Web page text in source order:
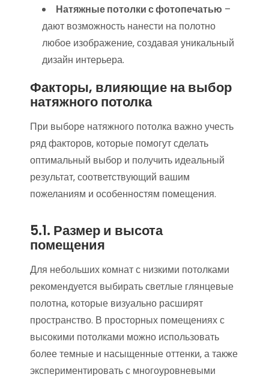
Натяжные потолки с фотопечатью –
дают возможность нанести на полотно
любое изображение‚ создавая уникальный
дизайн интерьера.
Факторы‚ влияющие на выбор
натяжного потолка
При выборе натяжного потолка важно учесть
ряд факторов‚ которые помогут сделать
оптимальный выбор и получить идеальный
результат‚ соответствующий вашим
пожеланиям и особенностям помещения.
5.1. Размер и высота
помещения
Для небольших комнат с низкими потолками
рекомендуется выбирать светлые глянцевые
полотна‚ которые визуально расширят
пространство. В просторных помещениях с
высокими потолками можно использовать
более темные и насыщенные оттенки‚ а также
экспериментировать с многоуровневыми